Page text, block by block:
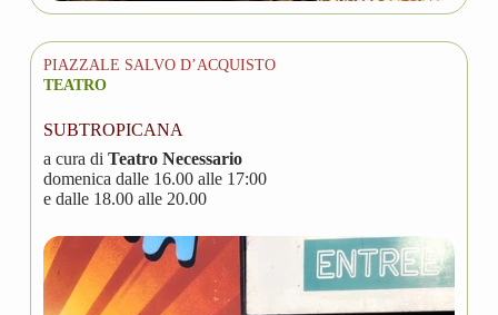
PIAZZALE SALVO D’ACQUISTO
TEATRO
SUBTROPICANA
a cura di Teatro Necessario
domenica dalle 16.00 alle 17:00
e dalle 18.00 alle 20.00